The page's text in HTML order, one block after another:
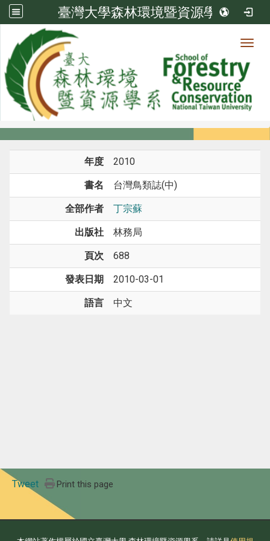
臺灣大學森林環境暨資源學系
系所成員
系所成員
年度 2010
書名 台灣鳥類誌(中)
全部作者 丁宗蘇
出版社 林務局
頁次 688
發表日期 2010-03-01
語言 中文
Tweet Print this page